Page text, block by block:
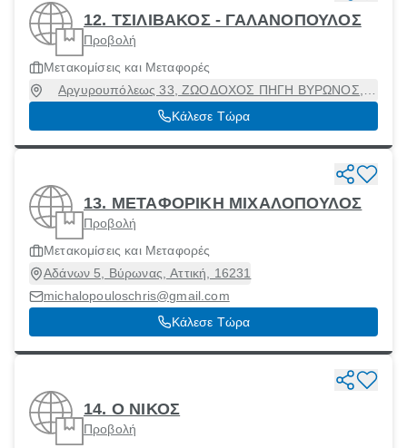
12. ΤΣΙΛΙΒΑΚΟΣ - ΓΑΛΑΝΟΠΟΥΛΟΣ
Προβολή
Μετακομίσεις και Μεταφορές
Αργυρουπόλεως 33, ΖΩΟΔΟΧΟΣ ΠΗΓΗ ΒΥΡΩΝΟΣ,
Βύρωνας, Αττική, 16231
Κάλεσε Τώρα
13. ΜΕΤΑΦΟΡΙΚΗ ΜΙΧΑΛΟΠΟΥΛΟΣ
Προβολή
Μετακομίσεις και Μεταφορές
Αδάνων 5, Βύρωνας, Αττική, 16231
michalopouloschris@gmail.com
Κάλεσε Τώρα
14. Ο ΝΙΚΟΣ
Προβολή